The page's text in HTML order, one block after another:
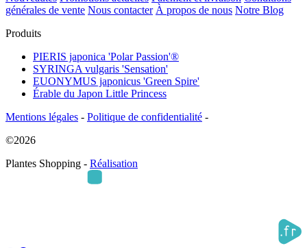
générales de vente Nous contacter À propos de nous Notre Blog
Produits
PIERIS japonica 'Polar Passion'®
SYRINGA vulgaris 'Sensation'
EUONYMUS japonicus 'Green Spire'
Érable du Japon Little Princess
Mentions légales - Politique de confidentialité -
©2026
Plantes Shopping - Réalisation